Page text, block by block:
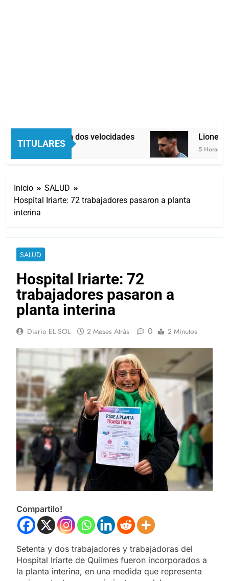
TITULARES
Economía en dos velocidades
4 Horas Atrás
Lionel
5 Horas Atrás
Inicio
SALUD
Hospital Iriarte: 72 trabajadores pasaron a planta
interina
SALUD
Hospital Iriarte: 72
trabajadores pasaron a
planta interina
Diario EL SOL 2 Meses Atrás 0 2 Minutos
Compartilo!
Setenta y dos trabajadores y trabajadoras del
Hospital Iriarte de Quilmes fueron incorporados a
la planta interina, en una medida que representa